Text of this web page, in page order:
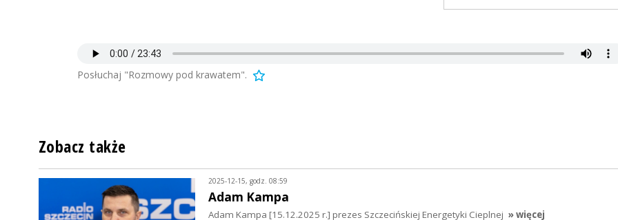
Posłuchaj "Rozmowy pod krawatem".
Zobacz także
2025-12-15, godz. 08:59
Adam Kampa
Adam Kampa [15.12.2025 r.] prezes Szczecińskiej Energetyki Cieplnej » więcej